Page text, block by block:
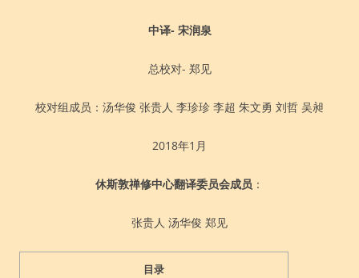
中译- 宋润泉
总校对- 郑见
校对组成员：汤华俊 张贵人 李珍珍 李超 朱文勇 刘哲 吴昶
2018年1月
休斯敦禅修中心翻译委员会成员 ：
张贵人 汤华俊 郑见
目录